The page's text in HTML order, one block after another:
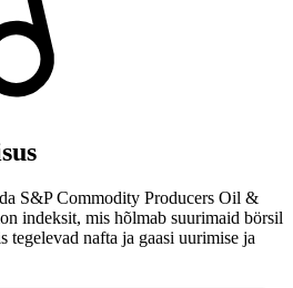
S&P Commodity Producers Oil &
indeksit, mis hõlmab suurimaid börsil
tegelevad nafta ja gaasi uurimise ja